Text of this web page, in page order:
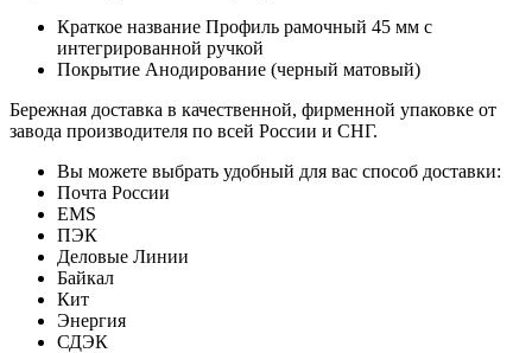
Краткое название Профиль рамочный 45 мм с
интегрированной ручкой
Покрытие Анодирование (черный матовый)
Бережная доставка в качественной, фирменной упаковке от
завода производителя по всей России и СНГ.
Вы можете выбрать удобный для вас способ доставки:
Почта России
EMS
ПЭК
Деловые Линии
Байкал
Кит
Энергия
СДЭК